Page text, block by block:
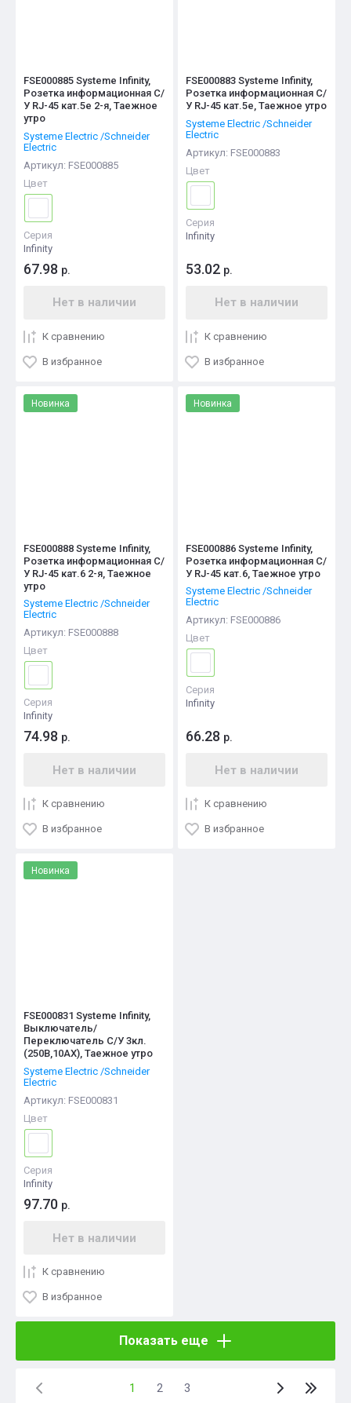
FSE000885 Systeme Infinity,
Розетка информационная С/
У RJ-45 кат.5e 2-я, Таежное
утро
Systeme Electric /Schneider
Electric
Артикул: FSE000885
Цвет
Серия
Infinity
67.98 р.
Нет в наличии
К сравнению
В избранное
FSE000883 Systeme Infinity,
Розетка информационная С/
У RJ-45 кат.5e, Таежное утро
Systeme Electric /Schneider
Electric
Артикул: FSE000883
Цвет
Серия
Infinity
53.02 р.
Нет в наличии
К сравнению
В избранное
Новинка
FSE000888 Systeme Infinity,
Розетка информационная С/
У RJ-45 кат.6 2-я, Таежное
утро
Systeme Electric /Schneider
Electric
Артикул: FSE000888
Цвет
Серия
Infinity
74.98 р.
Нет в наличии
К сравнению
В избранное
Новинка
FSE000886 Systeme Infinity,
Розетка информационная С/
У RJ-45 кат.6, Таежное утро
Systeme Electric /Schneider
Electric
Артикул: FSE000886
Цвет
Серия
Infinity
66.28 р.
Нет в наличии
К сравнению
В избранное
Новинка
FSE000831 Systeme Infinity,
Выключатель/
Переключатель С/У 3кл.
(250В,10АХ), Таежное утро
Systeme Electric /Schneider
Electric
Артикул: FSE000831
Цвет
Серия
Infinity
97.70 р.
Нет в наличии
К сравнению
В избранное
Показать еще
1 2 3